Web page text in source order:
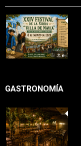
GASTRONOMÍA